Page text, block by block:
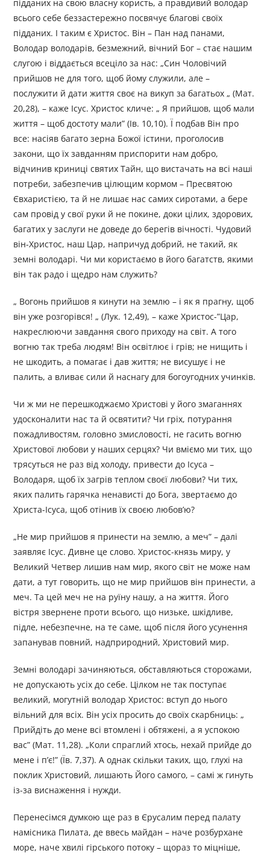
підданих на свою власну користь, а правдивий володар
всього себе беззастережно посвячує благові своїх
підданих. І таким є Христос. Він – Пан над панами,
Володар володарів, безмежний, вічний Бог – стає нашим
слугою і віддається всеціло за нас: „Син Чоловічий
прийшов не для того, щоб йому служили, але –
послужити й дати життя своє на викуп за багатьох „ (Мат.
20,28), – каже Ісус. Христос кличе: „ Я прийшов, щоб мали
життя – щоб достоту мали” (Ів. 10,10). Ї подбав Він про
все: насіяв багато зерна Божої істини, проголосив
закони, що їх завданням приспорити нам добро,
відчинив криниці святих Тайн, що вистачать на всі наші
потреби, забезпечив цілющим кормом – Пресвятою
Євхаристією, та й не лишає нас самих сиротами, а бере
сам провід у свої руки й не покине, доки цілих, здорових,
багатих у заслуги не доведе до берегів вічності. Чудовий
він-Христос, наш Цар, напричуд добрий, не такий, як
земні володарі. Чи ми користаємо в його багатств, якими
він так радо і щедро нам служить?
„ Вогонь прийшов я кинути на землю – і як я прагну, щоб
він уже розгорівся! „ (Лук. 12,49), – каже Христос-”Цар,
накреслюючи завдання свого приходу на світ. А того
вогню так треба людям! Він освітлює і грів; не нищить і
не шкодить, а помагає і дав життя; не висушує і не
палить, а вливає сили й наснагу для богоугодних учинків.
Чи ж ми не перешкоджаємо Христові у його змаганнях
удосконалити нас та й освятити? Чи гріх, потурання
пожадливостям, головно змисловості, не гасить вогню
Христової любови у наших серцях? Чи вміємо ми тих, що
трясуться не раз від холоду, привести до Ісуса –
Володаря, щоб їх загрів теплом своєї любови? Чи тих,
яких палить гарячка ненависті до Бога, звертаємо до
Христа-Ісуса, щоб отінив їх своєю любов’ю?
„Не мир прийшов я принести на землю, а меч” – далі
заявляє Ісус. Дивне це слово. Христос-князь миру, у
Великий Четвер лишив нам мир, якого світ не може нам
дати, а тут говорить, що не мир прийшов він принести, а
меч. Та цей меч не на руїну нашу, а на життя. Його
вістря звернене проти всього, що низьке, шкідливе,
підле, небезпечне, на те саме, щоб після його усунення
запанував повний, надприродний, Христовий мир.
Земні володарі зачиняються, обставляються сторожами,
не допускають усіх до себе. Цілком не так поступає
великий, могутній володар Христос: вступ до нього
вільний для всіх. Він усіх просить до своїх скарбниць: „
Прийдіть до мене всі втомлені і обтяжені, а я успокою
вас” (Мат. 11,28). „Коли спраглий хтось, нехай прийде до
мене і п’є!” (Їв. 7,37). А однак скільки таких, що, глухі на
поклик Христовий, лишають Його самого, – самі ж гинуть
із-за виснаження і нужди.
Перенесімся думкою ще раз в Єрусалим перед палату
намісника Пилата, де ввесь майдан – наче розбурхане
море, наче хвилі гірського потоку – щораз то міцніше,